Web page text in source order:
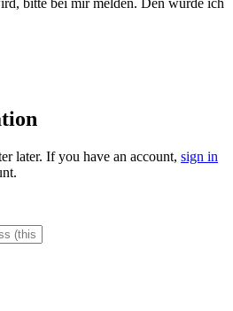
bitte bei mir melden. Den würde ich
later. If you have an account, sign in